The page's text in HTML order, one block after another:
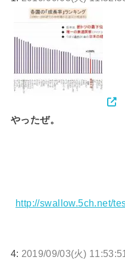
やったぜ。
http://swallow.5ch.net/
4: 2019/09/03(火)